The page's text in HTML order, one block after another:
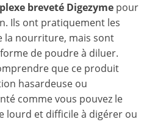
breveté Digezyme pour
Ils ont pratiquement les
la nourriture, mais sont
de poudre à diluer.
que ce produit
hasardeuse ou
comme vous pouvez le
lourd et difficile à digérer ou